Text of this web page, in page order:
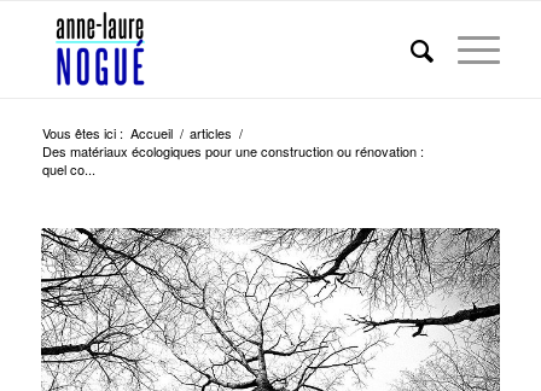
Vous êtes ici : Accueil / articles /
Des matériaux écologiques pour une construction ou rénovation :
quel co...